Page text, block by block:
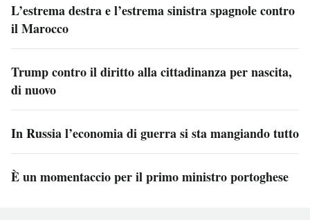
L’estrema destra e l’estrema sinistra spagnole contro
il Marocco
Trump contro il diritto alla cittadinanza per nascita,
di nuovo
In Russia l’economia di guerra si sta mangiando tutto
È un momentaccio per il primo ministro portoghese